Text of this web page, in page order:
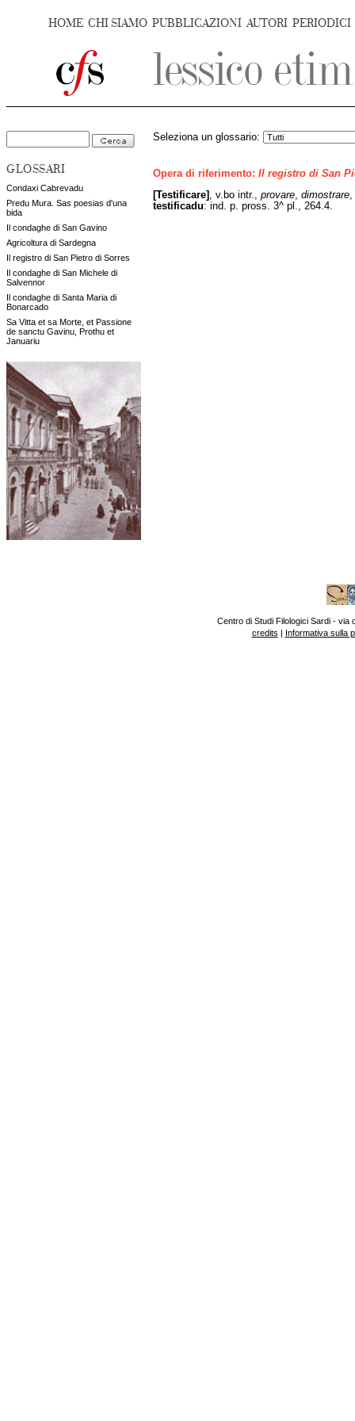
HOME CHI SIAMO PUBBLICAZIONI AUTORI PERIODICI
GLOSSARI
Condaxi Cabrevadu
Predu Mura. Sas poesias d'una
bida
Il condaghe di San Gavino
Agricoltura di Sardegna
Il registro di San Pietro di Sorres
Il condaghe di San Michele di
Salvennor
Il condaghe di Santa Maria di
Bonarcado
Sa Vitta et sa Morte, et Passione
de sanctu Gavinu, Prothu et
Januariu
Seleziona un glossario:
Opera di riferimento: Il registro di San
[Testificare]
, v.bo intr., provare dimostrare
testificadu: ind. p. pross. 3^ pl., 264.4.
Centro di Studi Filologici Sardi - via
credits | Informativa sulla